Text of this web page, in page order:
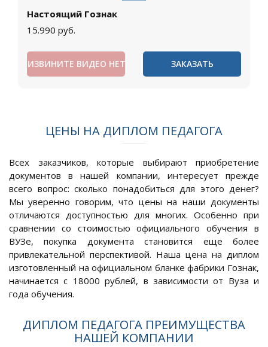
Настоящий Гознак
15.990 руб.
ИЗВИНИТЕ ВИДЕО НЕТ ЗАКАЗАТЬ
ЦЕНЫ НА ДИПЛОМ ПЕДАГОГА
Всех заказчиков, которые выбирают приобретение
документов в нашей компании, интересует прежде
всего вопрос: сколько понадобиться для этого денег?
Мы уверенно говорим, что цены на наши документы
отличаются доступностью для многих. Особенно при
сравнении со стоимостью официального обучения в
ВУЗе, покупка документа становится еще более
привлекательной перспективой. Наша цена на диплом
изготовленный на официальном бланке фабрики Гознак,
начинается с 18000 рублей, в зависимости от Вуза и
года обучения.
ДИПЛОМ ПЕДАГОГА ПРЕИМУЩЕСТВА
НАШЕЙ КОМПАНИИ